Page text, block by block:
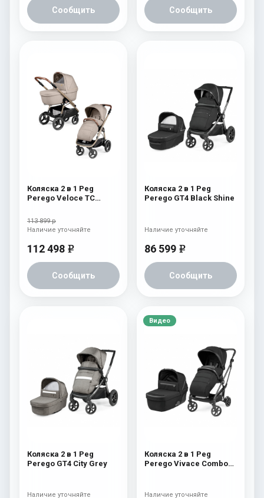
Сообщить Сообщить
Коляска 2 в 1 Peg
Perego Veloce TC
113 899 р
112 498 e
Сообщить
Наличие уточняйте
Коляска 2 в 1 Peg
Perego GT4 Black Shine
86 599 e
Сообщить
Наличие уточняйте
Коляска 2 в 1 Peg
Perego GT4 City Grey
Наличие уточняйте
Видео
Коляска 2 в 1 Peg
Perego Vivace Combo
Наличие уточняйте